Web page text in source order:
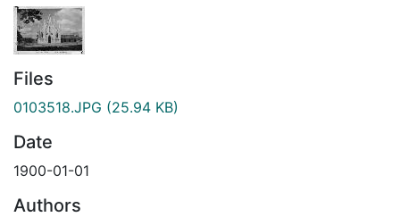
Files
0103518.JPG (25.94 KB)
Date
1900-01-01
Authors